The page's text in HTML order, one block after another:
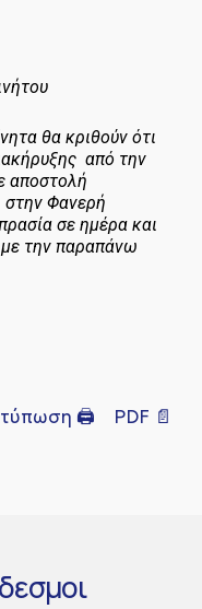
θα κριθούν ότι
από την
αποστολή
Φανερή
σε ημέρα και
την παραπάνω
🖨 PDF 📄